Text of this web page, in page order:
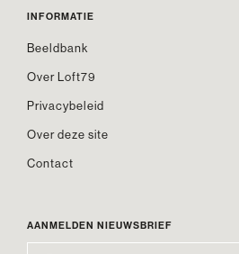
INFORMATIE
Beeldbank
Over Loft79
Privacybeleid
Over deze site
Contact
AANMELDEN NIEUWSBRIEF